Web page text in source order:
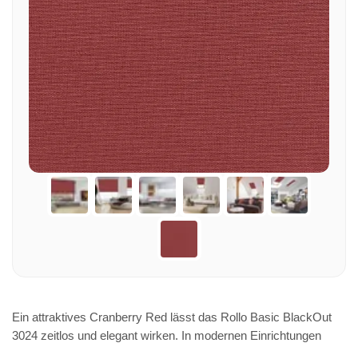
Ein attraktives Cranberry Red lässt das Rollo Basic BlackOut
3024 zeitlos und elegant wirken. In modernen Einrichtungen